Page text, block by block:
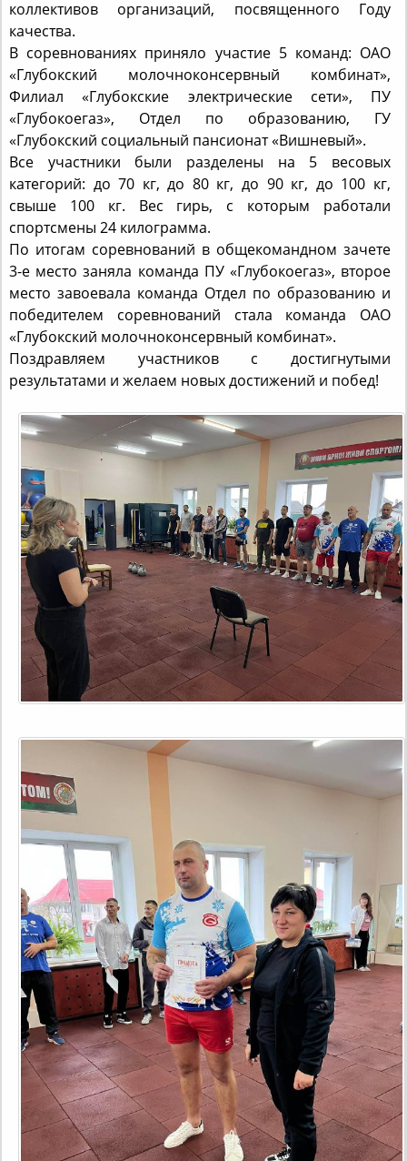
качества.
В соревнованиях приняло участие 5 команд: ОАО
«Глубокский молочноконсервный комбинат»,
Филиал «Глубокские электрические сети», ПУ
«Глубокоегаз», Отдел по образованию, ГУ
«Глубокский социальный пансионат «Вишневый».
Все участники были разделены на 5 весовых
категорий: до 70 кг, до 80 кг, до 90 кг, до 100 кг,
свыше 100 кг. Вес гирь, с которым работали
спортсмены 24 килограмма.
По итогам соревнований в общекомандном зачете
3-е место заняла команда ПУ «Глубокоегаз», второе
место завоевала команда Отдел по образованию и
победителем соревнований стала команда ОАО
«Глубокский молочноконсервный комбинат».
Поздравляем участников с достигнутыми
результатами и желаем новых достижений и побед!